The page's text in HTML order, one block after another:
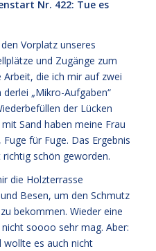
Nr. 422: Tue es
Vorplatz unseres
und Zugänge zum
Arbeit, die ich mir auf zwei
„Mikro-Aufgaben“
der Lücken
Sand haben meine Frau
für Fuge. Das Ergebnis
schön geworden.
die Holzterrasse
Besen, um den Schmutz
bekommen. Wieder eine
soooo sehr mag. Aber:
wollte es auch nicht